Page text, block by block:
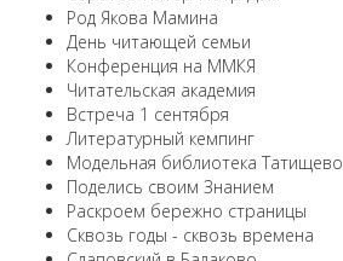
Род Якова Мамина
День читающей семьи
Конференция на ММКЯ
Читательская академия
Встреча 1 сентября
Литературный кемпинг
Модельная библиотека Татищево
Поделись своим Знанием
Раскроем бережно страницы
Сквозь годы - сквозь времена